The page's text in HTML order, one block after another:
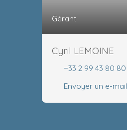
Gérant
Cyril LEMOINE
+33 2 99 43 80 80
Envoyer un e-mail